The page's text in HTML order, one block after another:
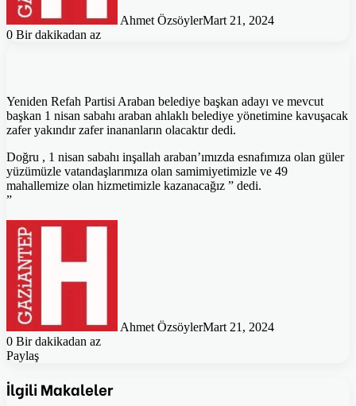
Ahmet ÖzsöylerMart 21, 2024
0 Bir dakikadan az
Yeniden Refah Partisi Araban belediye başkan adayı ve mevcut
başkan 1 nisan sabahı araban ahlaklı belediye yönetimine kavuşacak
zafer yakındır zafer inananların olacaktır dedi.
Doğru , 1 nisan sabahı inşallah araban’ımızda esnafımıza olan güler
yüzümüzle vatandaşlarımıza olan samimiyetimizle ve 49
mahallemize olan hizmetimizle kazanacağız ” dedi.
”
Ahmet ÖzsöylerMart 21, 2024
0 Bir dakikadan az
Paylaş
Posta
ile
İlgili Makaleler